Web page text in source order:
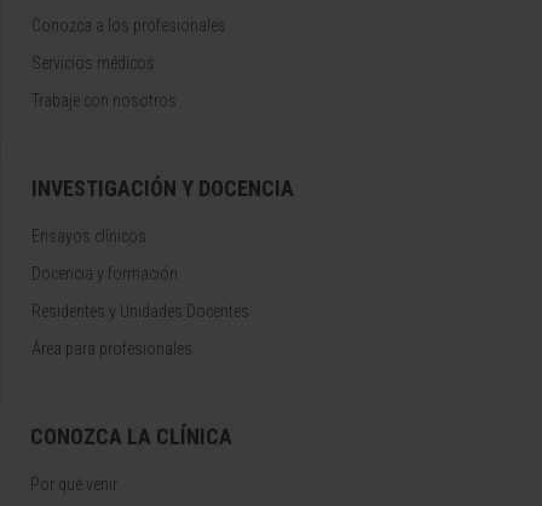
Conozca a los profesionales
Servicios médicos
Trabaje con nosotros
INVESTIGACIÓN Y DOCENCIA
Ensayos clínicos
Docencia y formación
Residentes y Unidades Docentes
Área para profesionales
CONOZCA LA CLÍNICA
Por qué venir